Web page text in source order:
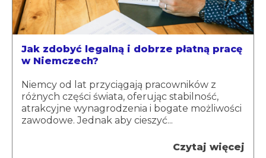
Jak zdobyć legalną i dobrze płatną pracę
w Niemczech?
Niemcy od lat przyciągają pracowników z
różnych części świata, oferując stabilność,
atrakcyjne wynagrodzenia i bogate możliwości
zawodowe. Jednak aby cieszyć...
Czytaj więcej